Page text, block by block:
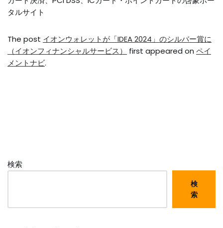
タルサイト
The post イオンウォレットが「IDEA 2024」のシルバー賞に
（イオンフィナンシャルサービス）
first appeared on ペイ
メントナビ.
検索
検
索